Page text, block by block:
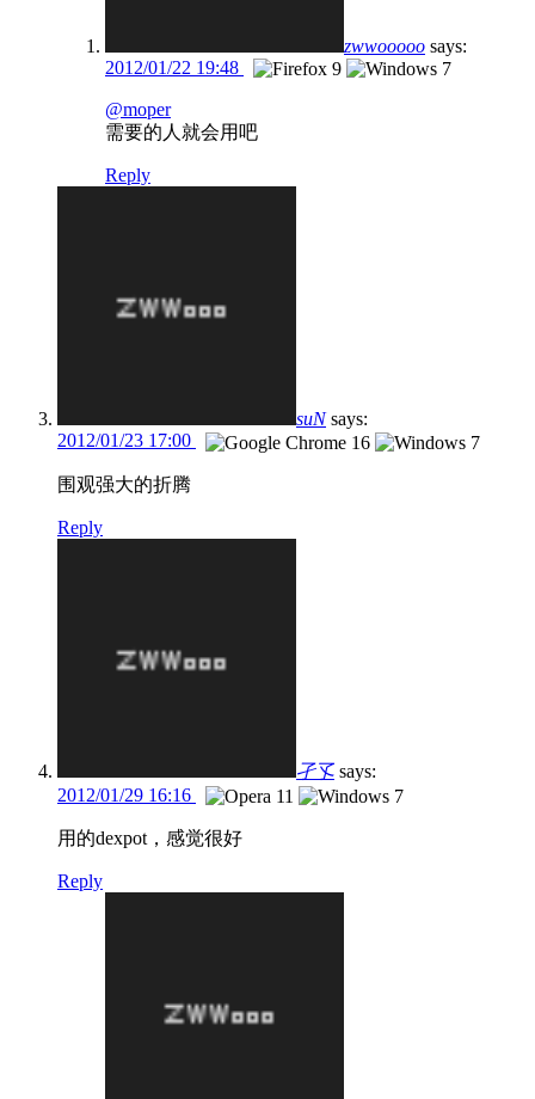
zwwooooo says:
2012/01/22 19:48
@moper
需要的人就会用吧
Reply
suN says:
2012/01/23 17:00
围观强大的折腾
Reply
孑孓 says:
2012/01/29 16:16
用的dexpot，感觉很好
Reply